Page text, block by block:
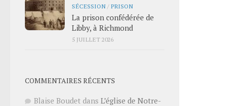
SÉCESSION / PRISON
La prison confédérée de
Libby, à Richmond
5 JUILLET 2026
COMMENTAIRES RÉCENTS
Blaise Boudet dans L’église de Notre-